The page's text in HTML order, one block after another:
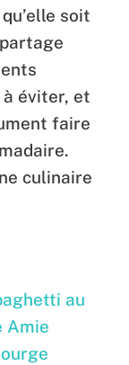
soit
éviter, et
faire
culinaire
au
Amie